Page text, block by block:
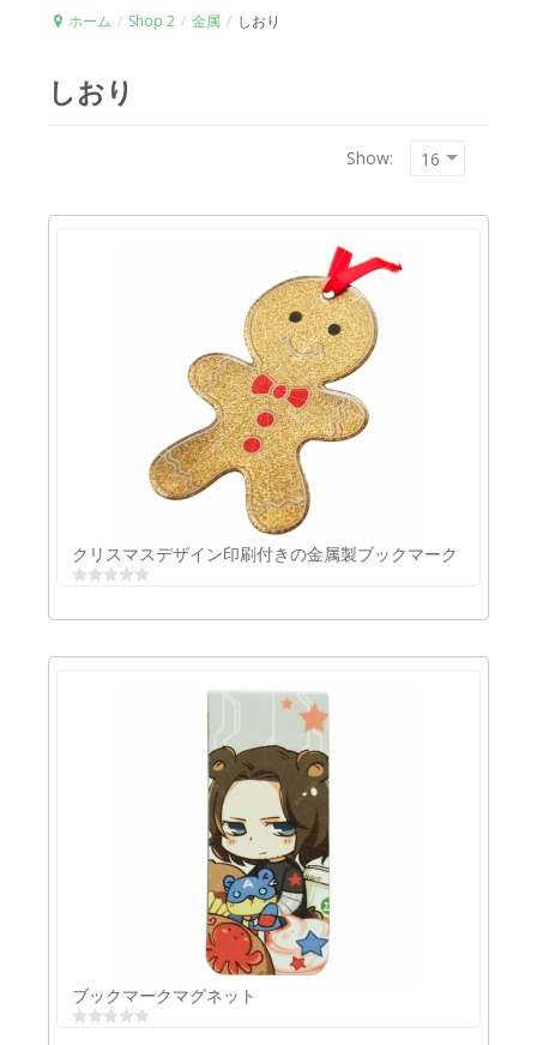
ホーム / Shop 2 / 金属 / しおり
しおり
Show:
クリスマスデザイン印刷付きの金属製ブックマーク
クリスマスデザイン印刷付きの金属製ブックマーク
ブックマークマグネット